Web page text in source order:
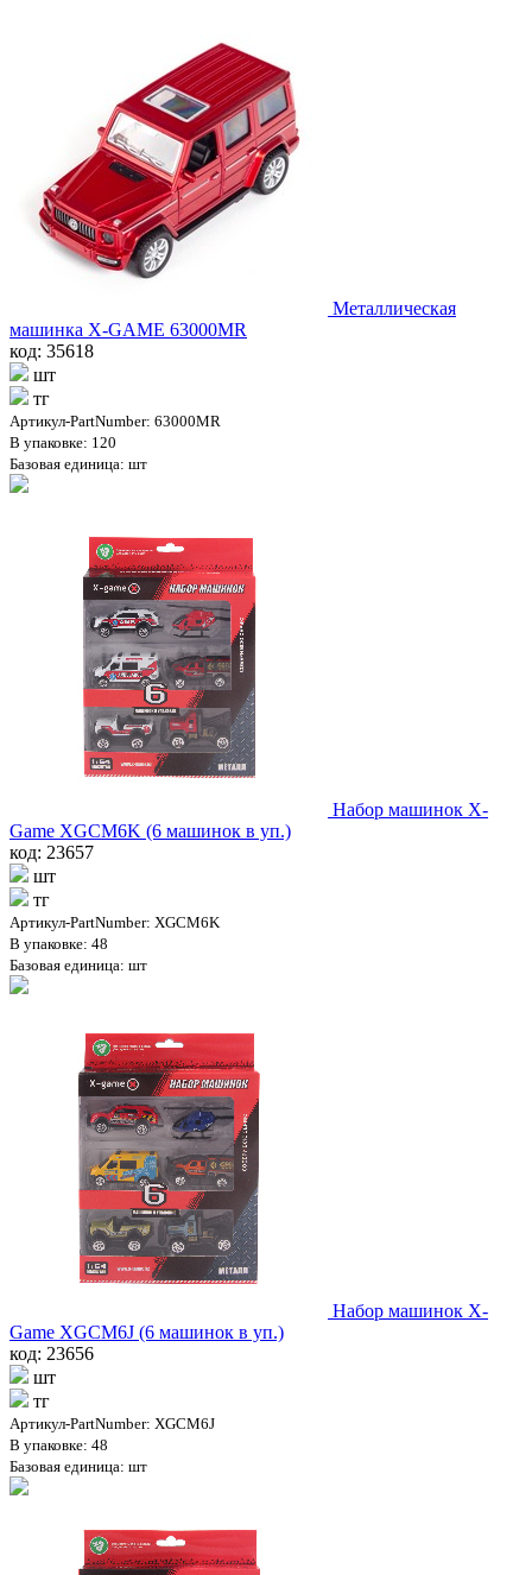
Металлическая
машинка X-GAME 63000MR
код: 35618
шт
тг
Артикул-PartNumber: 63000MR
В упаковке: 120
Базовая единица: шт
Набор машинок X-
Game XGCM6K (6 машинок в уп.)
код: 23657
шт
тг
Артикул-PartNumber: XGCM6K
В упаковке: 48
Базовая единица: шт
Набор машинок X-
Game XGCM6J (6 машинок в уп.)
код: 23656
шт
тг
Артикул-PartNumber: XGCM6J
В упаковке: 48
Базовая единица: шт